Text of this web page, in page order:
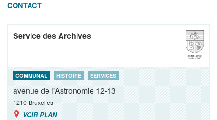
CONTACT
Service des Archives
COMMUNAL HISTOIRE SERVICES
avenue de l'Astronomie 12-13
1210 Bruxelles
VOIR PLAN